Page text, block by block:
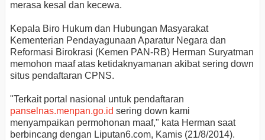
merasa kesal dan kecewa.
Kepala Biro Hukum dan Hubungan Masyarakat
Kementerian Pendayagunaan Aparatur Negara dan
Reformasi Birokrasi (Kemen PAN-RB) Herman Suryatman
memohon maaf atas ketidaknyamanan akibat sering down
situs pendaftaran CPNS.
"Terkait portal nasional untuk pendaftaran
panselnas.menpan.go.id sering down kami
menyampaikan permohonan maaf," kata Herman saat
berbincang dengan Liputan6.com, Kamis (21/8/2014).